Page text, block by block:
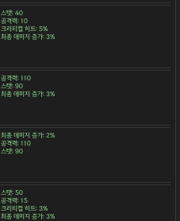
스탯: 40
공격력: 10
크리티컬 히트: 5%
최종 데미지 증가: 3%
공격력: 110
스탯: 90
최종 데미지 증가: 3%
최종 데미지 증가: 2%
공격력: 110
스탯: 90
스탯: 50
공격력: 15
크리티컬 히트: 3%
최종 데미지 증가: 3%